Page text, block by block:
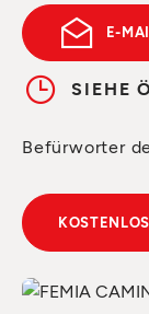
E-
SIEHE
Befürworter